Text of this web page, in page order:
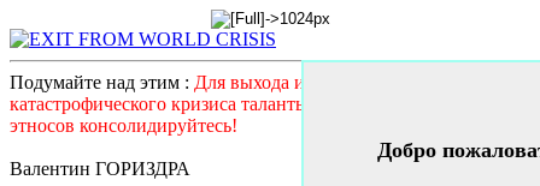
Подумайте над этим : Для выхода из системного
катастрофического кризиса таланты и гении всех стран и
этносов консолидируйтесь!
Валентин ГОРИЗДРА
Добро